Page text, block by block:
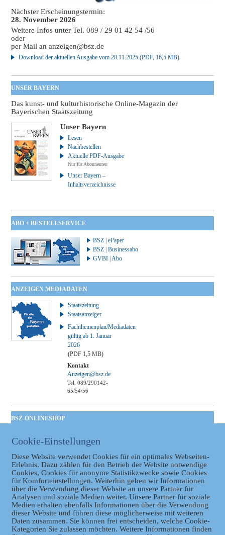
Nächster Erscheinungstermin:
28. November 2026
Weitere Infos unter Tel. 089 / 29 01 42 54 /56
oder
per Mail ananzeigen@bsz.de
Download der aktuellen Ausgabe vom 28.11.2025 (PDF, 16,5 MB)
UNSER BAYERN
Das kunst- und kulturhistorische Online-Magazin der
Bayerischen Staatszeitung
Unser Bayern
Lesen
Nachbestellen
Aktuelle PDF-Ausgabe
Nur für Abonnenten
Unser Bayern –
Inhaltsverzeichnisse
ABO + BESTELLSERVICE
BSZ | ePaper
BSZ | Businessabo
GVBI | Abo
ANZEIGEN MEDIADATEN
Staatszeitung
Staatsanzeiger
Fachthemenplan/Mediadaten
gültig ab 1. Januar
2026
(PDF 1,5 MB)
Kontakt
Anzeigen@bsz.de
Tel. 089/290142-
65/54/56
BSZ-ONLINESHOP
Taschenbuch
GVBl | Einbanddecke
Datenschutz
Cookie-Einstellungen
Diese Website verwendet Cookies für ein optimales Webseiten-
Erlebnis. Dazu zählen für den Betrieb der Website notwendige
Cookies, Cookies für anonyme Statistikzwecke sowie Cookies
für Komforteinstellungen. Weiterhin geben wir Informationen
über die Verwendung dieser Website an unsere Partner für
Analysen und soziale Medien weiter. Unsere Partner für soziale
Medien erhalten ebenfalls Informationen über die Verwendung
dieser Website und führen diese möglicherweise mit weiteren
Daten zusammen. Sie können frei entscheiden, welche Cookie-
Kategorien Sie zulassen möchten. Weitere Informationen finden